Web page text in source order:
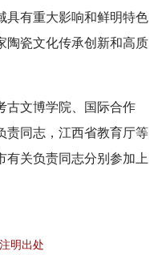
具有重大影响和鲜明特色
陶瓷文化传承创新和高质
古文博学院、国际合作
责同志，江西省教育厅等
有关负责同志分别参加上
明出处